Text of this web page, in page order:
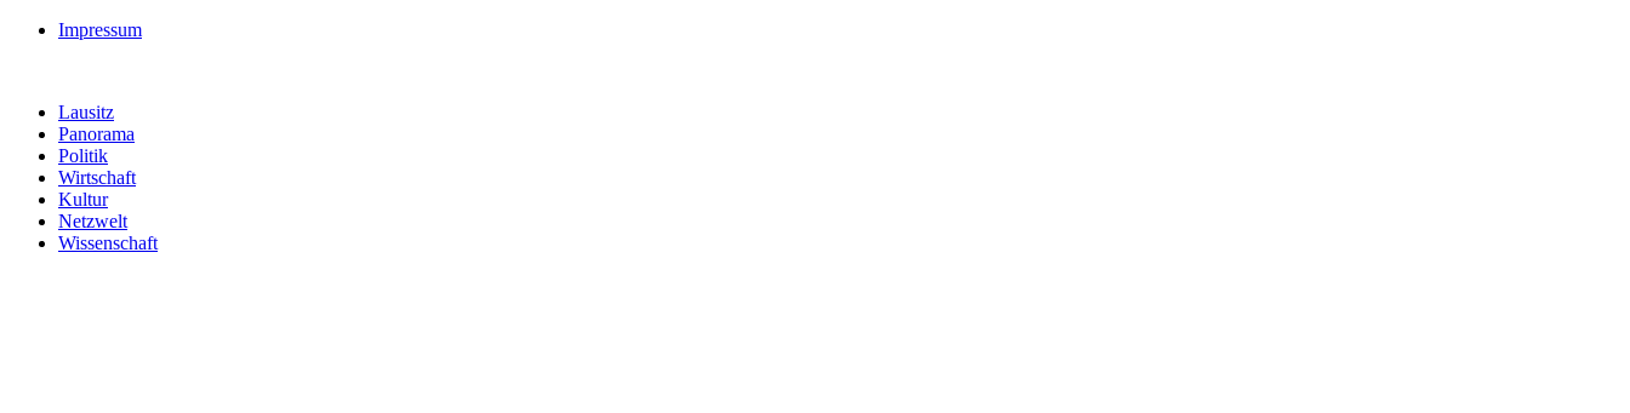
Impressum
Lausitz
Panorama
Politik
Wirtschaft
Kultur
Netzwelt
Wissenschaft